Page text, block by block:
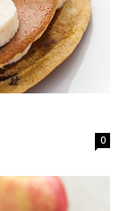
0